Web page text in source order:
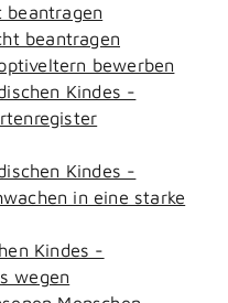
beantragen
beantragen
bewerben
Kindes -
Kindes -
in eine starke
Kindes -
wegen